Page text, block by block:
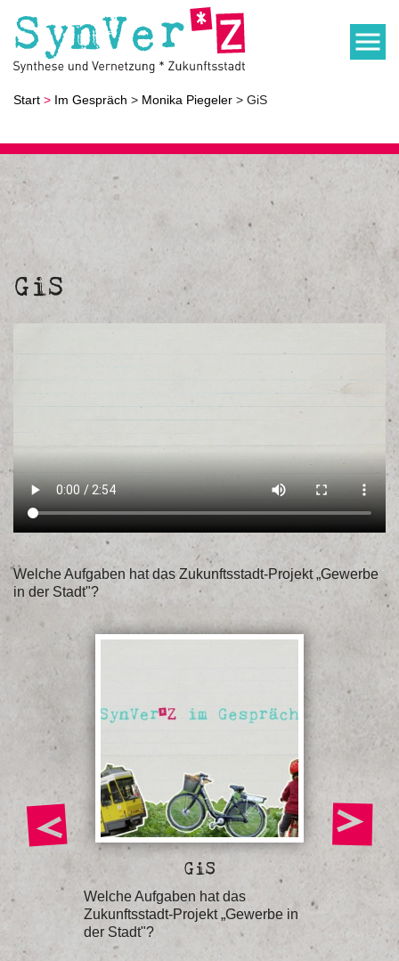
Start > Im Gespräch > Monika Piegeler > GiS
GiS
Welche Aufgaben hat das Zukunftsstadt-Projekt „Gewerbe
in der Stadt"?
es,
der
GiS
Welche Aufgaben hat das
Zukunftsstadt-Projekt „Gewerbe in
der Stadt"?